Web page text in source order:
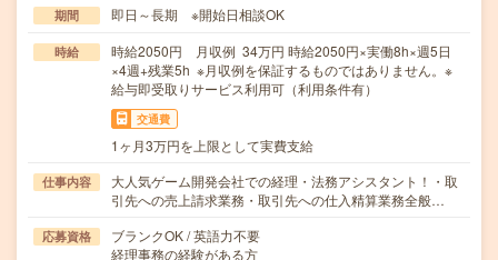
期間 即日～長期 ※開始日相談OK
時給
時給2050円 月収例 34万円 時給2050円×実働8h×週5日
×4週+残業5h ※月収例を保証するものではありません。※
給与即受取りサービス利用可（利用条件有）
交通費
1ヶ月3万円を上限として実費支給
仕事内容
大人気ゲーム開発会社での経理・法務アシスタント！・取
引先への売上請求業務・取引先への仕入精算業務全般…
応募資格
ブランクOK / 英語力不要
経理事務の経験がある方